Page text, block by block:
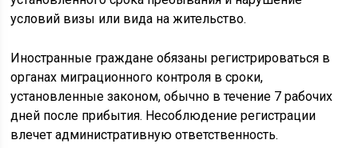
условий визы или вида на жительство.
Иностранные граждане обязаны регистрироваться в
органах миграционного контроля в сроки,
установленные законом, обычно в течение 7 рабочих
дней после прибытия. Несоблюдение регистрации
влечет административную ответственность.